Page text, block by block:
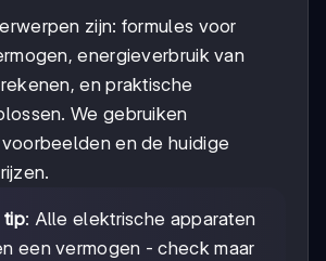
zijn: formules voor
energieverbruik van
en praktische
We gebruiken
en de huidige
tip: Alle elektrische apparaten
een vermogen - check maar